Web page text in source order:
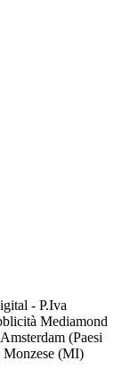
- P.Iva
Mediamond
(Paesi
(MI)